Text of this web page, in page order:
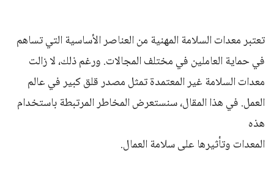
تعتبر معدات السلامة المهنية من العناصر الأساسية التي تساهم
في حماية العاملين في مختلف المجالات. ورغم ذلك، لا زالت
معدات السلامة غير المعتمدة تمثل مصدر قلق كبير في عالم
العمل. في هذا المقال، سنستعرض المخاطر المرتبطة باستخدام
هذه
المعدات وتأثيرها على سلامة العمال.